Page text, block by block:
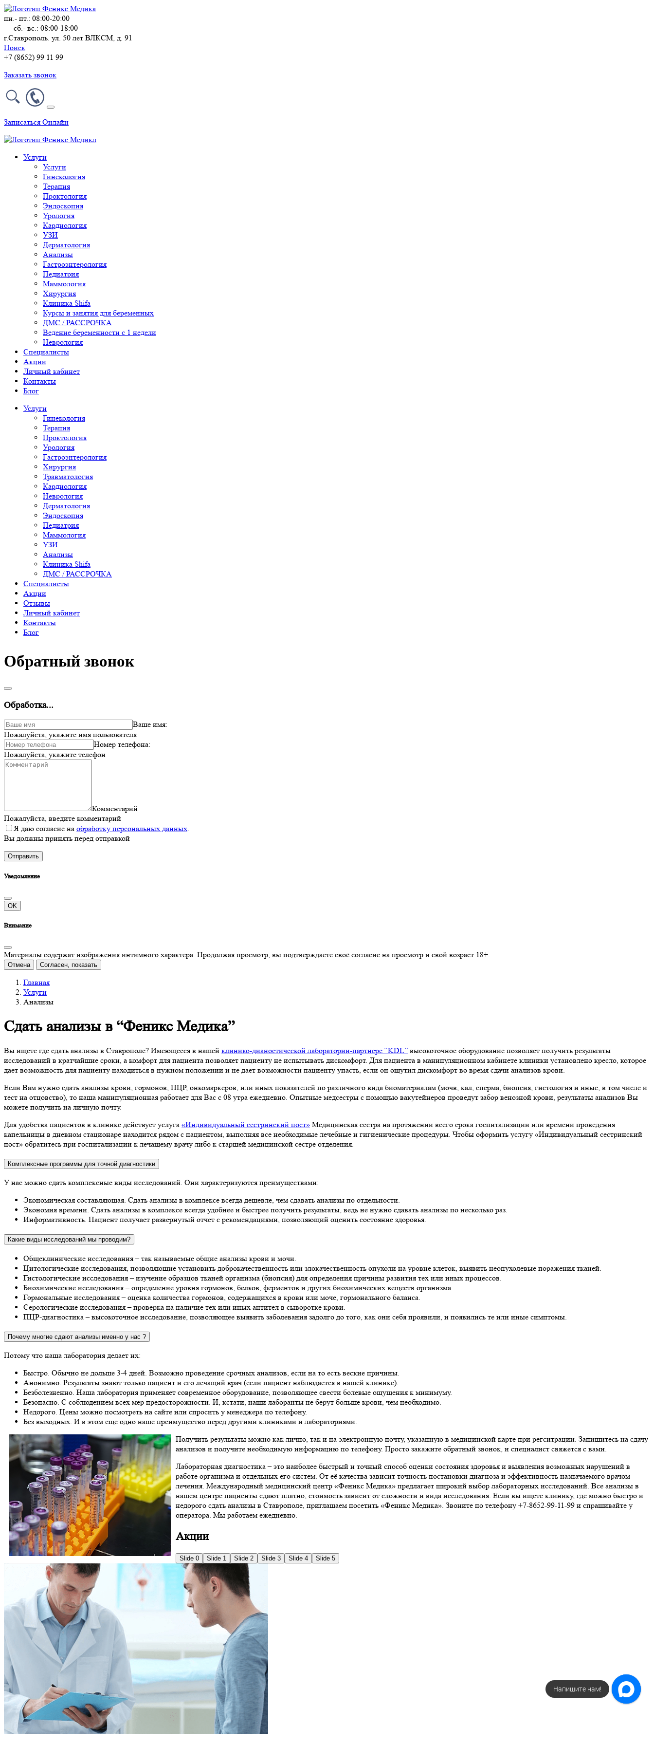
пн.- пт.: 08:00-20:00
сб.- вс.: 08:00-18:00
г.Ставрополь. ул. 50 лет ВЛКСМ, д. 91
Поиск
+7 (8652) 99 11 99
Заказать звонок
Записаться Онлайн
Услуги
Услуги
Гинекология
Терапия
Проктология
Эндоскопия
Урология
Кардиология
УЗИ
Дерматология
Анализы
Гастроэнтерология
Педиатрия
Маммология
Хирургия
Клиника Shifa
Курсы и занятия для беременных
ДМС / РАССРОЧКА
Ведение беременности с 1 недели
Неврология
Специалисты
Акции
Личный кабинет
Контакты
Блог
Услуги
Гинекология
Терапия
Проктология
Урология
Гастроэнтерология
Хирургия
Травматология
Кардиология
Неврология
Дерматология
Эндоскопия
Педиатрия
Маммология
УЗИ
Анализы
Клиника Shifa
ДМС / РАССРОЧКА
Специалисты
Акции
Отзывы
Личный кабинет
Контакты
Блог
Обратный звонок
Обработка...
Ваше имя:
Пожалуйста, укажите имя пользователя
Номер телефона:
Пожалуйста, укажите телефон
Комментарий
Пожалуйста, введите комментарий
Я даю согласие на обработку персональных данных.
Вы должны принять перед отправкой
Отправить
Уведомление
OK
Внимание
Материалы содержат изображения интимного характера. Продолжая просмотр, вы подтверждаете своё согласие на просмотр и свой возраст 18+.
Отмена Согласен, показать
Главная
Услуги
Анализы
Сдать анализы в “Феникс Медика”
Вы ищете где сдать анализы в Ставрополе? Имеющееся в нашей клинико-дианостической лаборатории-партнере “KDL” высокоточное оборудование позволяет получить результаты
исследований в кратчайшие сроки, а комфорт для пациента позволяет пациенту не испытывать дискомфорт. Для пациента в манипуляционном кабинете клиники установлено кресло, которое
дает возможность для пациенту находиться в нужном положении и не дает возможности пациенту упасть, если он ощутил дискомфорт во время сдачи анализов крови.
Если Вам нужно сдать анализы крови, гормонов, ПЦР, онкомаркеров, или иных показателей по различного вида биоматериалам (мочв, кал, сперма, биопсия, гистология и иные, в том числе и
тест на отцовство), то наша манипуляционная работает для Вас с 08 утра ежедневно. Опытные медсестры с помощью вакутейнеров проведут забор венозной крови, результаты анализов Вы
можете получить на личную почту.
Для удобства пациентов в клинике действует услуга «Индивидуальный сестринский пост» Медицинская сестра на протяжении всего срока госпитализации или времени проведения
капельницы в дневном стационаре находится рядом с пациентом, выполняя все необходимые лечебные и гигиенические процедуры. Чтобы оформить услугу «Индивидуальный сестринский
пост» обратитесь при госпитализации к лечащему врачу либо к старшей медицинской сестре отделения.
Комплексные программы для точной диагностики
У нас можно сдать комплексные виды исследований. Они характеризуются преимуществами:
Экономическая составляющая. Сдать анализы в комплексе всегда дешевле, чем сдавать анализы по отдельности.
Экономия времени. Сдать анализы в комплексе всегда удобнее и быстрее получить результаты, ведь не нужно сдавать анализы по несколько раз.
Информативность. Пациент получает развернутый отчет с рекомендациями, позволяющий оценить состояние здоровья.
Какие виды исследований мы проводим?
Общеклинические исследования – так называемые общие анализы крови и мочи.
Цитологические исследования, позволяющие установить доброкачественность или злокачественность опухоли на уровне клеток, выявить неопухолевые поражения тканей.
Гистологические исследования – изучение образцов тканей организма (биопсия) для определения причины развития тех или иных процессов.
Биохимические исследования – определение уровня гормонов, белков, ферментов и других биохимических веществ организма.
Гормональные исследования – оценка количества гормонов, содержащихся в крови или моче, гормонального баланса.
Серологические исследования – проверка на наличие тех или иных антител в сыворотке крови.
ПЦР-диагностика – высокоточное исследование, позволяющее выявить заболевания задолго до того, как они себя проявили, и появились те или иные симптомы.
Почему многие сдают анализы именно у нас ?
Потому что наша лаборатория делает их:
Быстро. Обычно не дольше 3-4 дней. Возможно проведение срочных анализов, если на то есть веские причины.
Анонимно. Результаты знают только пациент и его лечащий врач (если пациент наблюдается в нашей клинике).
Безболезненно. Наша лаборатория применяет современное оборудование, позволяющее свести болевые ощущения к минимуму.
Безопасно. С соблюдением всех мер предосторожности. И, кстати, наши лаборанты не берут больше крови, чем необходимо.
Недорого. Цены можно посмотреть на сайте или спросить у менеджера по телефону.
Без выходных. И в этом ещё одно наше преимущество перед другими клиниками и лабораториями.
Получить результаты можно как лично, так и на электронную почту, указанную в медицинской карте при регситрации. Запишитесь на сдачу
анализов и получите необходимую информацию по телефону. Просто закажите обратный звонок, и специалист свяжется с вами.
Лабораторная диагностика – это наиболее быстрый и точный способ оценки состояния здоровья и выявления возможных нарушений в
работе организма и отдельных его систем. От её качества зависит точность постановки диагноза и эффективность назначаемого врачом
лечения. Международный медицинский центр «Феникс Медика» предлагает широкий выбор лабораторных исследований. Все анализы в
нашем центре пациенты сдают платно, стоимость зависит от сложности и вида исследования. Если вы ищете клинику, где можно быстро и
недорого сдать анализы в Ставрополе, приглашаем посетить «Феникс Медика». Звоните по телефону +7-8652-99-11-99 и спрашивайте у
оператора. Мы работаем ежедневно.
Акции
Slide 0 Slide 1 Slide 2 Slide 3 Slide 4 Slide 5
Напишите нам!